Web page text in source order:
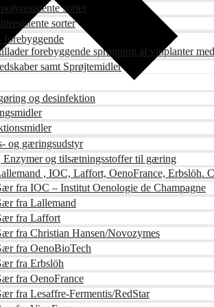
sorter
sorter
forebyggende
forebyggende sprøjtning af vinplanter
samt Sprøjtemidler
og desinfektion
og gæringsudstyr
Enzymer og tilsætningsstoffer til gæring
, IOC, Laffort, OenoFrance, Erbslöh.
fra IOC – Institut Oenologie de Champagne
fra Lallemand
fra Laffort
fra Christian Hansen/Novozymes
fra OenoBioTech
fra Erbslöh
fra OenoFrance
fra Lesaffre-Fermentis/RedStar